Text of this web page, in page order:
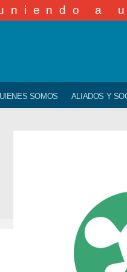
a
SOMOS ALIADOS Y